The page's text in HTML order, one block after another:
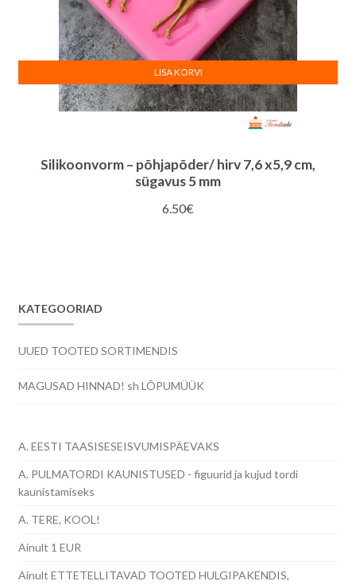
Silikoonvorm – põhjapõder/ hirv 7,6 x5,9 cm,
sügavus 5 mm
6.50€
LISA KORVI
KATEGOORIAD
UUED TOOTED SORTIMENDIS
MAGUSAD HINNAD! sh LÕPUMÜÜK
A. EESTI TAASISESEISVUMISPÄEVAKS
A. PULMATORDI KAUNISTUSED - figuurid ja kujud tordi
kaunistamiseks
A. TERE, KOOL!
Ainult 1 EUR
Ainult ETTETELLITAVAD TOOTED HULGIPAKENDIS,